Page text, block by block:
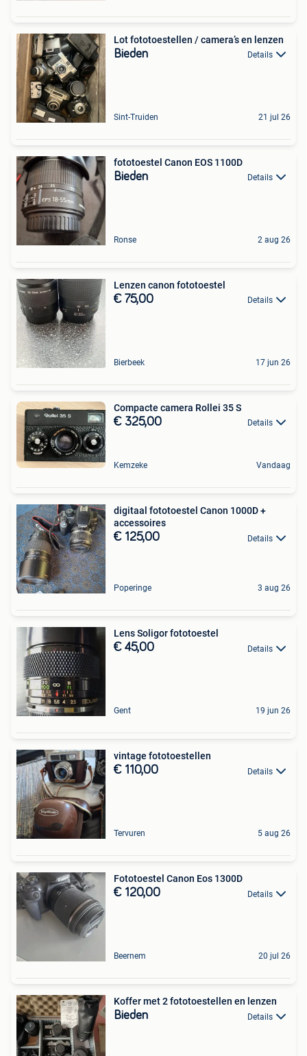
Lot fototoestellen / camera’s en lenzen
Bieden Details
Sint-Truiden 21 jul 26
fototoestel Canon EOS 1100D
Bieden Details
Ronse 2 aug 26
Lenzen canon fototoestel
€ 75,00 Details
Bierbeek 17 jun 26
Compacte camera Rollei 35 S
€ 325,00 Details
Kemzeke Vandaag
digitaal fototoestel Canon 1000D +
accessoires
€ 125,00 Details
Poperinge 3 aug 26
Lens Soligor fototoestel
€ 45,00 Details
Gent 19 jun 26
vintage fototoestellen
€ 110,00 Details
Tervuren 5 aug 26
Fototoestel Canon Eos 1300D
€ 120,00 Details
Beernem 20 jul 26
Koffer met 2 fototoestellen en lenzen
Bieden Details